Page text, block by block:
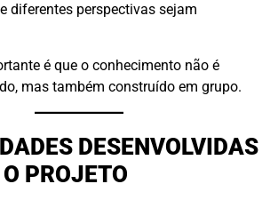
diferentes perspectivas sejam
é que o conhecimento não é
mas também construído em grupo.
DESENVOLVIDAS
PROJETO